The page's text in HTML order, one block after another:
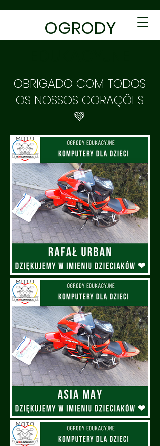
OGRODY
OBRIGADO COM TODOS
OS NOSSOS CORAÇÕES
💚